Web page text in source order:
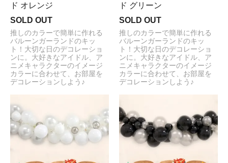
ド オレンジ
SOLD OUT
推しのカラーで簡単に作れる
バルーンガーランドのキッ
ト！大切な日のデコレーショ
ンに。大好きなアイドル、ア
ニメキャラクターのイメージ
カラーに合わせて、お部屋を
デコレーションしよう♪
ド グリーン
SOLD OUT
推しのカラーで簡単に作れる
バルーンガーランドのキッ
ト！大切な日のデコレーショ
ンに。大好きなアイドル、ア
ニメキャラクターのイメージ
カラーに合わせて、お部屋を
デコレーションしよう♪